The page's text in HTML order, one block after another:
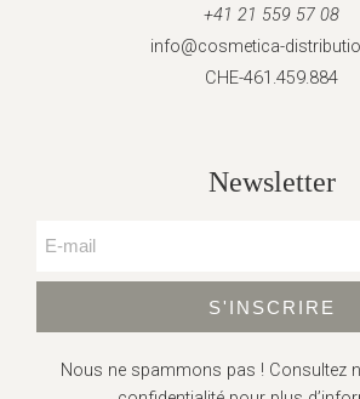
+41 21 559 57 08
info@cosmetica-
CHE-461.459.884
Newsletter
S'INSCRIRE
Nous ne spammons pas ! Consultez